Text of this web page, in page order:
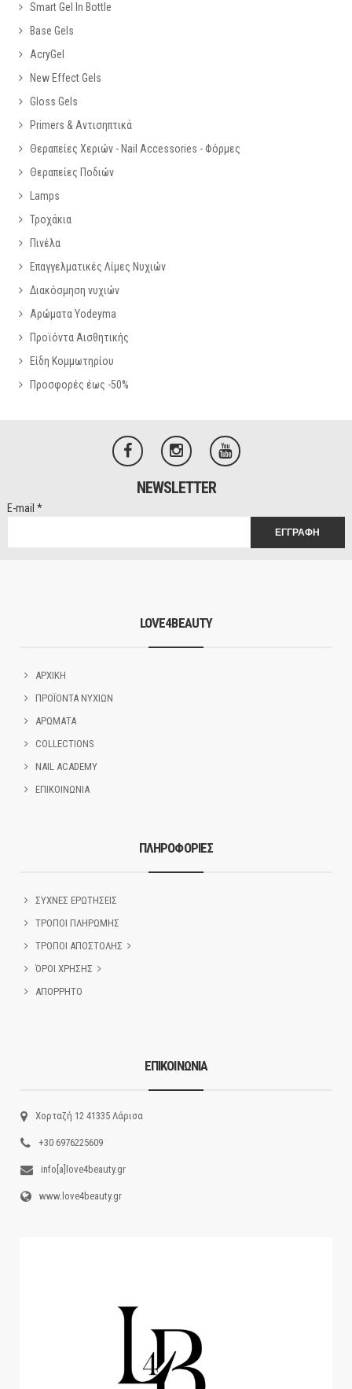
Smart Gel In Bottle
Base Gels
AcryGel
New Effect Gels
Gloss Gels
Primers & Αντισηπτικά
Θεραπείες Χεριών - Nail Accessories - Φόρμες
Θεραπείες Ποδιών
Lamps
Τροχάκια
Πινέλα
Επαγγελματικές Λίμες Νυχιών
Διακόσμηση νυχιών
Αρώματα Yodeyma
Προϊόντα Αισθητικής
Είδη Κομμωτηρίου
Προσφορές έως -50%
NEWSLETTER
E-mail *
LOVE4BEAUTY
ΑΡΧΙΚΗ
ΠΡΟΪΟΝΤΑ ΝΥΧΙΩΝ
ΑΡΩΜΑΤΑ
COLLECTIONS
NAIL ACADEMY
ΕΠΙΚΟΙΝΩΝΙΑ
ΠΛΗΡΟΦΟΡΙΕΣ
ΣΥΧΝΕΣ ΕΡΩΤΗΣΕΙΣ
ΤΡΟΠΟΙ ΠΛΗΡΩΜΗΣ
ΤΡΟΠΟΙ ΑΠΟΣΤΟΛΗΣ
ΌΡΟΙ ΧΡΗΣΗΣ
ΑΠΟΡΡΗΤΟ
ΕΠΙΚΟΙΝΩΝΙΑ
Χορταζή 12 41335 Λάρισα
+30 6976225609
info[a]love4beauty.gr
www.love4beauty.gr